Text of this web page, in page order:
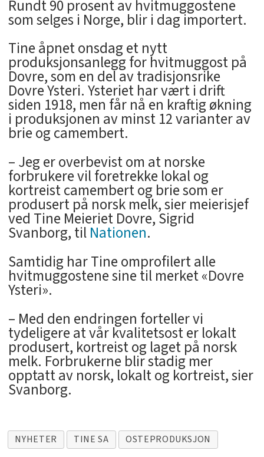
Rundt 90 prosent av hvitmuggostene
som selges i Norge, blir i dag importert.
Tine åpnet onsdag et nytt
produksjonsanlegg for hvitmuggost på
Dovre, som en del av tradisjonsrike
Dovre Ysteri. Ysteriet har vært i drift
siden 1918, men får nå en kraftig økning
i produksjonen av minst 12 varianter av
brie og camembert.
– Jeg er overbevist om at norske
forbrukere vil foretrekke lokal og
kortreist camembert og brie som er
produsert på norsk melk, sier meierisjef
ved Tine Meieriet Dovre, Sigrid
Svanborg, tilNationen.
Samtidig har Tine omprofilert alle
hvitmuggostene sine til merket «Dovre
Ysteri».
– Med den endringen forteller vi
tydeligere at vår kvalitetsost er lokalt
produsert, kortreist og laget på norsk
melk. Forbrukerne blir stadig mer
opptatt av norsk, lokalt og kortreist, sier
Svanborg.
NYHETER TINE SA OSTEPRODUKSJON